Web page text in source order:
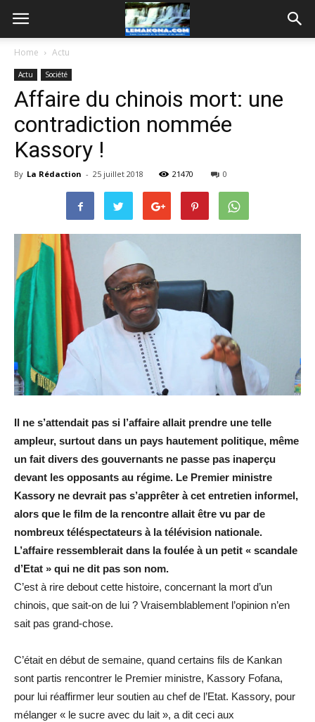
Home Actu
Actu Société
Affaire du chinois mort: une
contradiction nommée
Kassory !
By La Rédaction - 25 juillet 2018 21470 0
Il ne s’attendait pas si l’affaire allait prendre une telle
ampleur, surtout dans un pays hautement politique, même
un fait divers des gouvernants ne passe pas inaperçu
devant les opposants au régime. Le Premier ministre
Kassory ne devrait pas s’apprêter à cet entretien informel,
alors que le film de la rencontre allait être vu par de
nombreux téléspectateurs à la télévision nationale.
L’affaire ressemblerait dans la foulée à un petit « scandale
d’Etat » qui ne dit pas son nom.
C’est à rire debout cette histoire, concernant la mort d’un
chinois, que sait-on de lui ? Vraisemblablement l’opinion n’en
sait pas grand-chose.
C’était en début de semaine, quand certains fils de Kankan
sont partis rencontrer le Premier ministre, Kassory Fofana,
pour lui réaffirmer leur soutien au chef de l’Etat. Kassory, pour
mélanger « le sucre avec du lait », a dit ceci aux